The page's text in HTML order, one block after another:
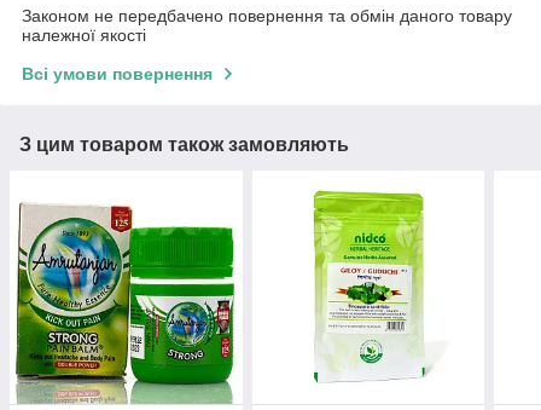
Законом не передбачено повернення та обмін даного товару
належної якості
Всі умови повернення
З цим товаром також замовляють